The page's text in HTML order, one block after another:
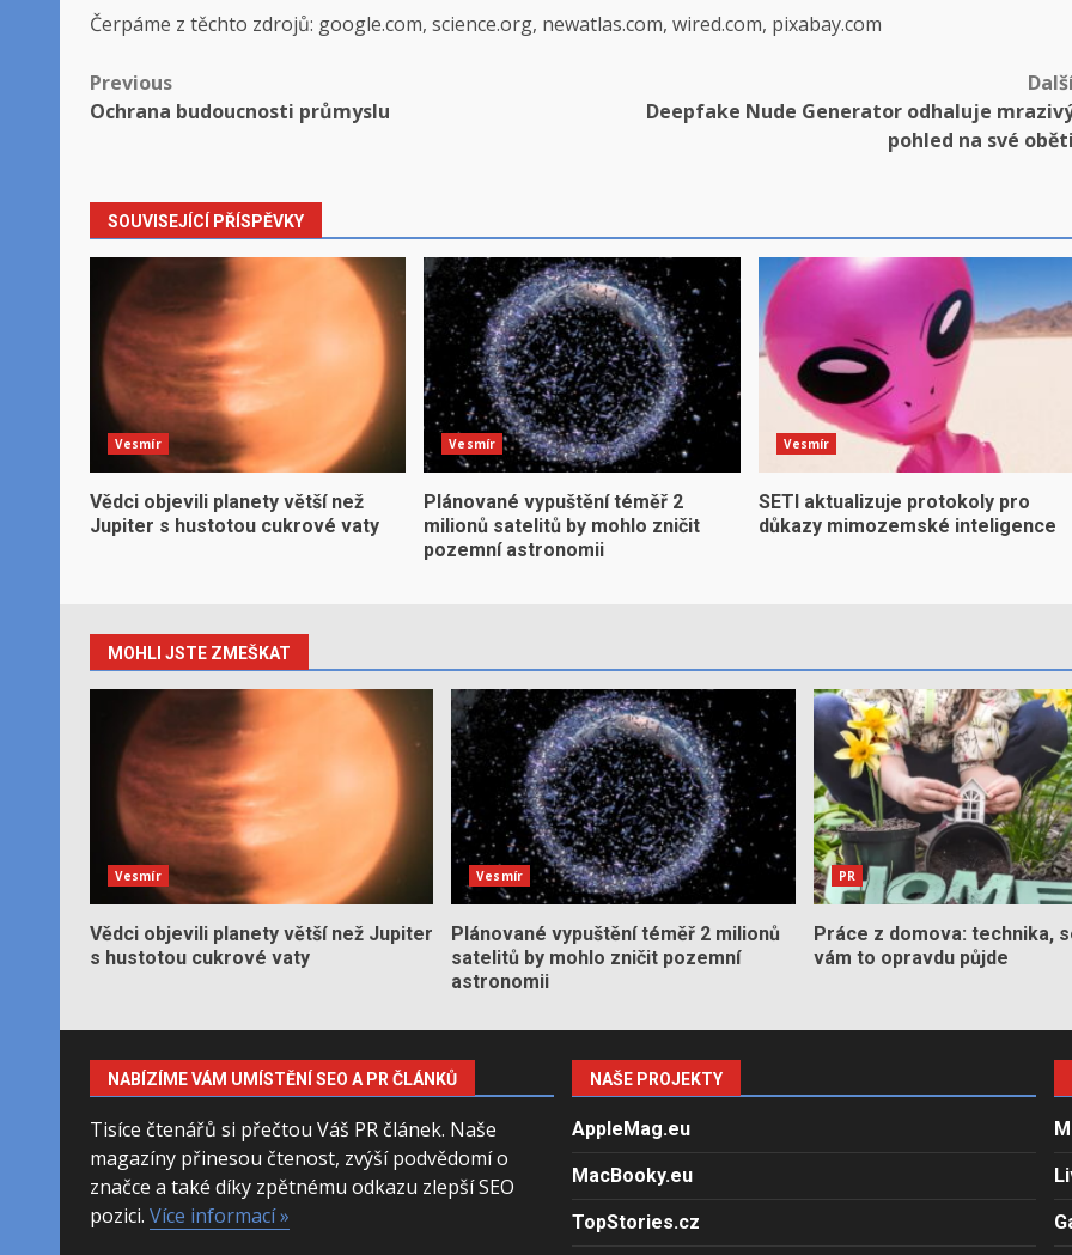
Čerpáme z těchto zdrojů: google.com, science.org, newatlas.com, wired.com, pixabay.com
Post
Previous
Ochrana budoucnosti průmyslu
Deepfake Nude Generator odhaluje
pohled na své oběti
SOUVISEJÍCÍ PŘÍSPĚVKY
Vesmír
Vědci objevili planety větší než
Jupiter s hustotou cukrové vaty
Vesmír
Plánované vypuštění téměř 2
milionů satelitů by mohlo zničit
pozemní astronomii
Vesmír
SETI aktualizuje protokoly pro
důkazy mimozemské inteligence
MOHLI JSTE ZMEŠKAT
Vesmír
Vědci objevili planety větší než Jupiter
s hustotou cukrové vaty
Vesmír
Plánované vypuštění téměř 2 milionů
satelitů by mohlo zničit pozemní
astronomii
PR
Práce z domova: technika,
vám to opravdu půjde
NABÍZÍME VÁM UMÍSTĚNÍ SEO A PR ČLÁNKŮ
Tisíce čtenářů si přečtou Váš PR článek. Naše
magazíny přinesou čtenost, zvýší podvědomí o
značce a také díky zpětnému odkazu zlepší SEO
pozici. Více informací »
NAŠE PROJEKTY
AppleMag.eu
MacBooky.eu
TopStories.cz